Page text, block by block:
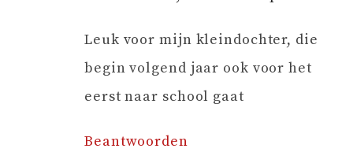
Leuk voor mijn kleindochter, die
begin volgend jaar ook voor het
eerst naar school gaat
Beantwoorden